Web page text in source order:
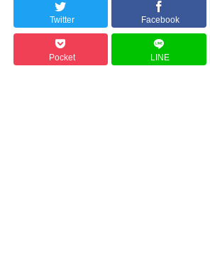
Twitter Facebook
Pocket LINE